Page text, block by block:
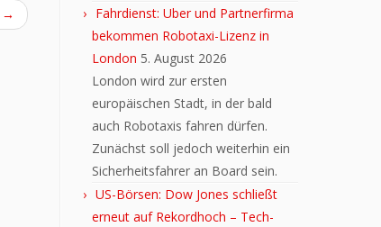
→
Fahrdienst: Uber und Partnerfirma
bekommen Robotaxi-Lizenz in
London 5. August 2026
London wird zur ersten
europäischen Stadt, in der bald
auch Robotaxis fahren dürfen.
Zunächst soll jedoch weiterhin ein
Sicherheitsfahrer an Board sein.
US-Börsen: Dow Jones schließt
erneut auf Rekordhoch – Tech-